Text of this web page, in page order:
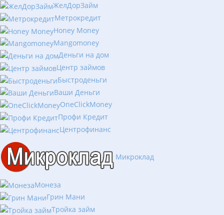
ЖелДорЗайм
Метрокредит
Honey Money
Mangomoney
Деньги на дом
Центр займов
Быстроденьги
Ваши Деньги
OneClickMoney
Профи Кредит
Центрофинанс
Микроклад
Монеза
Грин Мани
Тройка займ